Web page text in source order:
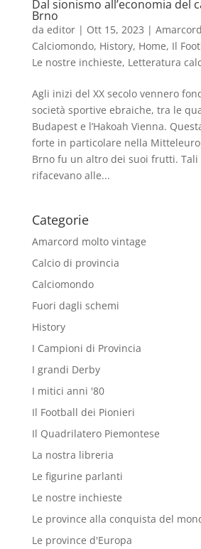
Dal sionismo all’economia del
Brno
da editor| Ott 15, 2023 |
Calciomondo, History, Home, Il
Le nostre inchieste, Letteratura
Agli inizi del XX secolo vennero
società sportive ebraiche, tra le
Budapest e l’Hakoah Vienna.
forte in particolare nella
Brno fu un altro dei suoi frutti. Tali
rifacevano alle...
Categorie
Amarcord molto vintage
Calcio di provincia
Calciomondo
Fuori dagli schemi
History
I Campioni di Provincia
I grandi Derby
I mitici anni '80
Il Football dei Pionieri
Il Quadrilatero Piemontese
La nostra libreria
Le figurine parlanti
Le nostre inchieste
Le province alla conquista del
Le province d'Europa